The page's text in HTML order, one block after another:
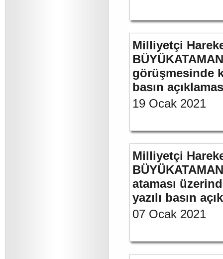
Milliyetçi
görüşmesinde
basın
19 Ocak 2021
Milliyetçi
ataması
yazılı basın
07 Ocak 2021